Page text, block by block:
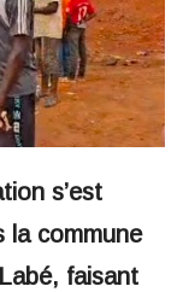
s’est
la commune
faisant